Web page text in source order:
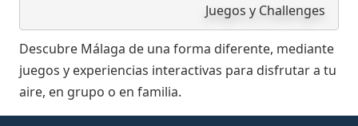
Juegos y Challenges
Descubre Málaga de una forma diferente, mediante
juegos y experiencias interactivas para disfrutar a tu
aire, en grupo o en familia.